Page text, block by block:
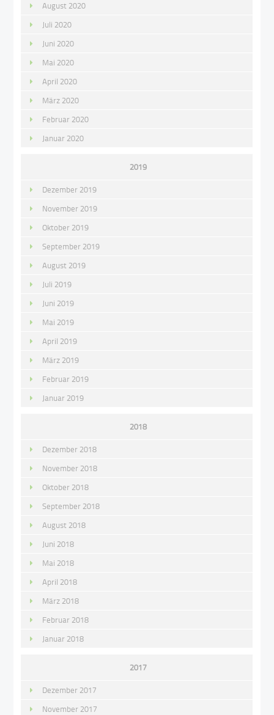
August 2020
Juli 2020
Juni 2020
Mai 2020
April 2020
März 2020
Februar 2020
Januar 2020
2019
Dezember 2019
November 2019
Oktober 2019
September 2019
August 2019
Juli 2019
Juni 2019
Mai 2019
April 2019
März 2019
Februar 2019
Januar 2019
2018
Dezember 2018
November 2018
Oktober 2018
September 2018
August 2018
Juni 2018
Mai 2018
April 2018
März 2018
Februar 2018
Januar 2018
2017
Dezember 2017
November 2017